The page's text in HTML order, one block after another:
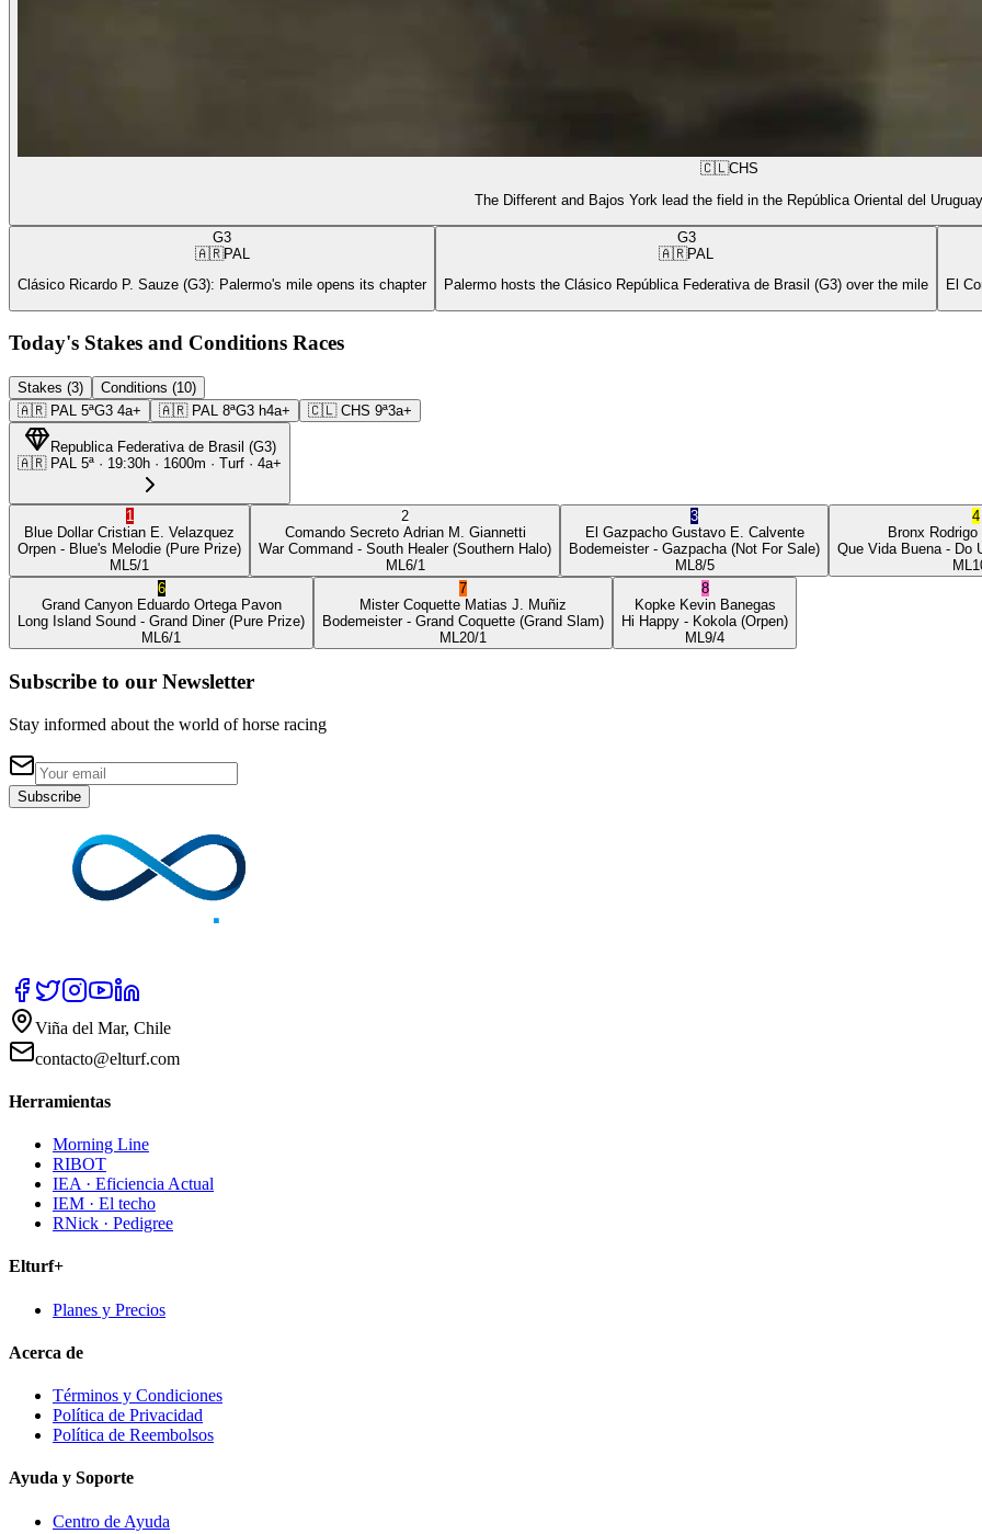
🇨🇱CHS
The Different and Bajos York lead the field in the República Oriental del Uruguay
G3
🇦🇷PAL
Clásico Ricardo P. Sauze (G3): Palermo's mile opens its chapter
G3
🇦🇷PAL
Palermo hosts the Clásico República Federativa de Brasil (G3) over the mile
El
Today's Stakes and Conditions Races
Stakes (3)
Conditions (10)
🇦🇷 PAL 5ªG3 4a+ 🇦🇷 PAL 8ªG3 h4a+ 🇨🇱 CHS 9ª3a+
Republica Federativa de Brasil (G3)
🇦🇷 PAL 5ª · 19:30h · 1600m · Turf · 4a+
1
Blue Dollar Cristian E. Velazquez
Orpen - Blue's Melodie (Pure Prize)
ML5/1
2
Comando Secreto Adrian M. Giannetti
War Command - South Healer(Southern Halo)
ML6/1
3
El Gazpacho Gustavo E. Calvente
Bodemeister- Gazpacha(Not For Sale)
ML8/5
4
Bronx
Que Vida Buena- Do
ML
6
Grand Canyon Eduardo Ortega Pavon
Long Island Sound - Grand Diner(Pure Prize)
ML6/1
7
Mister Coquette Matias J. Muñiz
Bodemeister- Grand Coquette (Grand Slam)
ML20/1
8
Kopke Kevin Banegas
Hi Happy - Kokola(Orpen)
ML9/4
Subscribe to our Newsletter
Stay informed about the world of horse racing
Subscribe
Viña del Mar, Chile
contacto@elturf.com
Herramientas
Morning Line
RIBOT
IEA · Eficiencia Actual
IEM · El techo
RNick · Pedigree
Elturf+
Planes y Precios
Acerca de
Términos y Condiciones
Política de Privacidad
Política de Reembolsos
Ayuda y Soporte
Centro de Ayuda